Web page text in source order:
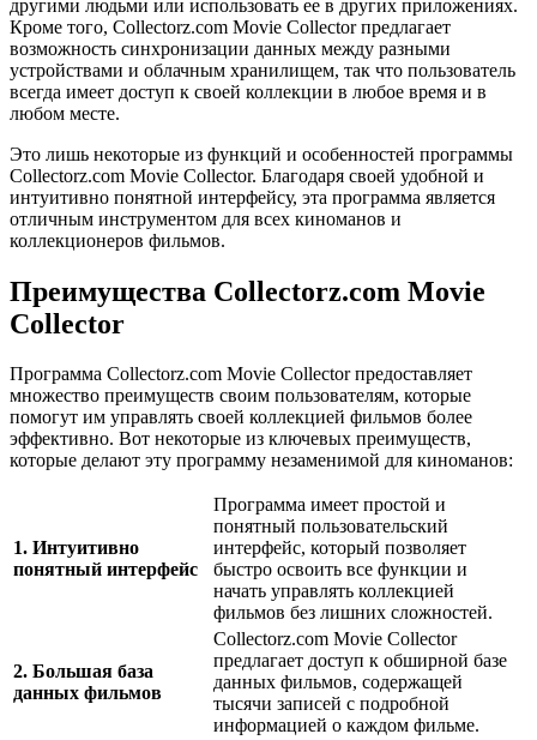
другими людьми или использовать ее в других приложениях.
Кроме того, Collectorz.com Movie Collector предлагает
возможность синхронизации данных между разными
устройствами и облачным хранилищем, так что пользователь
всегда имеет доступ к своей коллекции в любое время и в
любом месте.
Это лишь некоторые из функций и особенностей программы
Collectorz.com Movie Collector. Благодаря своей удобной и
интуитивно понятной интерфейсу, эта программа является
отличным инструментом для всех киноманов и
коллекционеров фильмов.
Преимущества Collectorz.com Movie
Collector
Программа Collectorz.com Movie Collector предоставляет
множество преимуществ своим пользователям, которые
помогут им управлять своей коллекцией фильмов более
эффективно. Вот некоторые из ключевых преимуществ,
которые делают эту программу незаменимой для киноманов:
1. Интуитивно
понятный интерфейс
Программа имеет простой и
понятный пользовательский
интерфейс, который позволяет
быстро освоить все функции и
начать управлять коллекцией
фильмов без лишних сложностей.
2. Большая база
данных фильмов
Collectorz.com Movie Collector
предлагает доступ к обширной базе
данных фильмов, содержащей
тысячи записей с подробной
информацией о каждом фильме.